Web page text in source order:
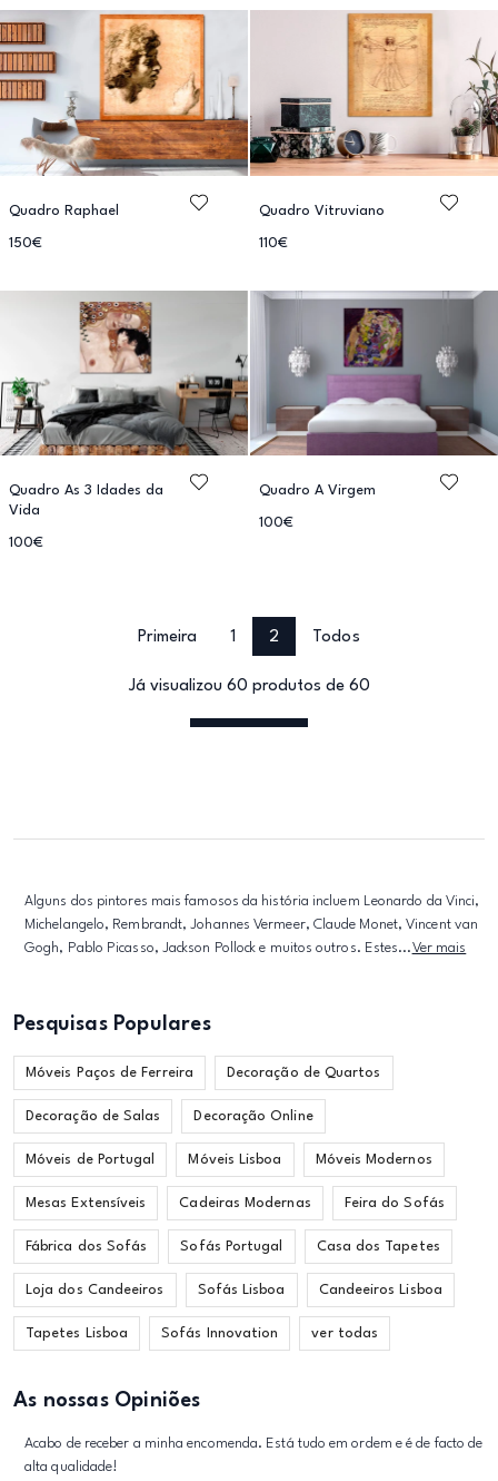
Quadro Raphael
150€
Quadro Vitruviano
110€
Quadro As 3 Idades da
Vida
100€
Quadro A Virgem
100€
Primeira 1 2 Todos
Já visualizou 60 produtos de 60
Alguns dos pintores mais famosos da história incluem Leonardo da Vinci,
Michelangelo, Rembrandt, Johannes Vermeer, Claude Monet, Vincent van
Gogh, Pablo Picasso, Jackson Pollock e muitos outros. Estes...Ver mais
Pesquisas Populares
Móveis Paços de Ferreira Decoração de Quartos
Decoração de Salas Decoração Online
Móveis de Portugal Móveis Lisboa Móveis Modernos
Mesas Extensíveis Cadeiras Modernas Feira do Sofás
Fábrica dos Sofás Sofás Portugal Casa dos Tapetes
Loja dos Candeeiros Sofás Lisboa Candeeiros Lisboa
Tapetes Lisboa Sofás Innovation ver todas
As nossas Opiniões
Acabo de receber a minha encomenda. Está tudo em ordem e é de facto de
alta qualidade!